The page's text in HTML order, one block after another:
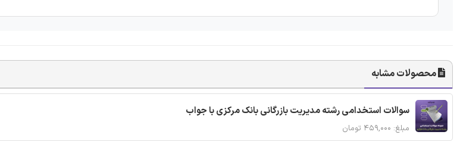
محصولات مشابه
سوالات استخدامی رشته مدیریت بازرگانی بانک مرکزی با جواب
مبلغ: ۴۵۹,۰۰۰ تومان